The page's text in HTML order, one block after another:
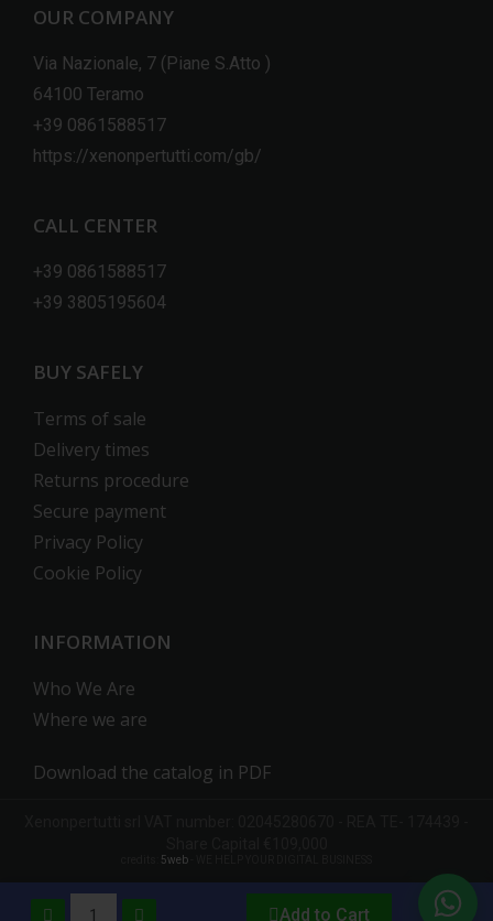
Add to Cart
OUR COMPANY
Via Nazionale, 7 (Piane S.Atto )
64100 Teramo
+39 0861588517
https://xenonpertutti.com/gb/
CALL CENTER
+39 0861588517
+39 3805195604
BUY SAFELY
Terms of sale
Delivery times
Returns procedure
Secure payment
Privacy Policy
Cookie Policy
INFORMATION
Who We Are
Where we are
Download the catalog in PDF
5web